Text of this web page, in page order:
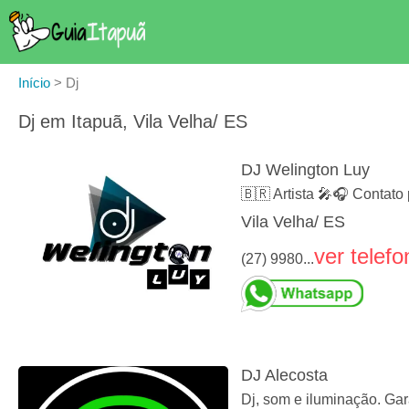
Início > Dj
Dj em Itapuã, Vila Velha/ ES
DJ Welington Luy
🇧🇷 Artista 🎤🎧 Contato
Vila Velha/ ES
(27) 9980...ver
DJ Alecosta
Dj, som e iluminação.